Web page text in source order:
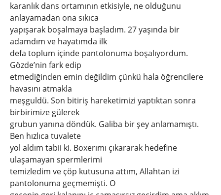
karanlık dans ortamının etkisiyle, ne olduğunu
anlayamadan ona sıkıca
yapışarak boşalmaya başladım. 27 yaşında bir
adamdım ve hayatımda ilk
defa toplum içinde pantolonuma boşalıyordum.
Gözde’nin fark edip
etmediğinden emin değildim çünkü hala öğrencilere
havasını atmakla
meşguldü. Son bitiriş hareketimizi yaptıktan sonra
birbirimize gülerek
grubun yanına döndük. Galiba bir şey anlamamıştı.
Ben hızlıca tuvalete
yol aldım tabii ki. Boxerımı çıkararak hedefine
ulaşamayan spermlerimi
temizledim ve çöp kutusuna attım, Allahtan izi
pantolonuma geçmemişti. O